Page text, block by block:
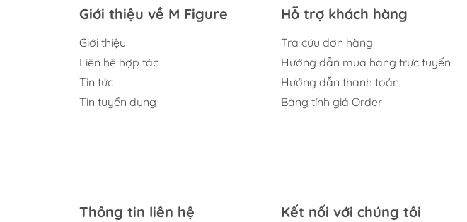
Giới thiệu về M Figure
Giới thiệu
Liên hệ hợp tác
Tin tức
Tin tuyển dụng
Hỗ trợ khách hàng
Tra cứu đơn hàng
Hướng dẫn mua hàng trực tuyến
Hướng dẫn thanh toán
Bảng tính giá Order
Thông tin liên hệ Kết nối với chúng tôi